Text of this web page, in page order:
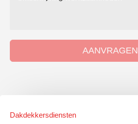
AANVRAGEN
Dakdekkersdiensten